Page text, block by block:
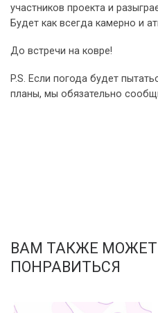
участников проекта и
Будет как всегда камерно и
До встречи на ковре!
P.S. Если погода будет
планы, мы обязательно
ВАМ ТАКЖЕ МОЖЕТ
ПОНРАВИТЬСЯ